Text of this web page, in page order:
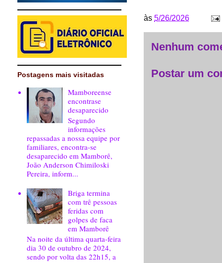
às 5/26/2026
Nenhum
Postar um
Postagens mais visitadas
Mamboreense
encontrase
desaparecido
Segundo
informações
repassadas a nossa equipe por
familiares, encontra-se
desaparecido em Mamborê,
João Anderson Chimiloski
Pereira, inform...
Briga termina
com trê pessoas
feridas com
golpes de faca
em Mamborê
Na noite da última quarta-feira
dia 30 de outubro de 2024,
sendo por volta das 22h15, a